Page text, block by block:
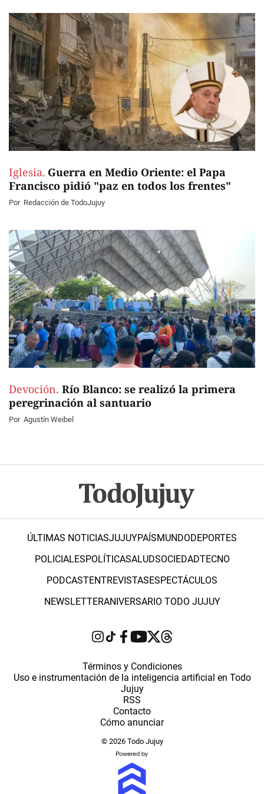
Iglesia. Guerra en Medio Oriente: el Papa
Francisco pidió "paz en todos los frentes"
Por Redacción de TodoJujuy
Devoción. Río Blanco: se realizó la primera
peregrinación al santuario
Por Agustín Weibel
ÚLTIMAS NOTICIASJUJUYPAÍSMUNDODEPORTES
POLICIALESPOLÍTICASALUDSOCIEDADTECNO
PODCASTENTREVISTASESPECTÁCULOS
NEWSLETTERANIVERSARIO TODO JUJUY
Términos y Condiciones
Uso e instrumentación de la inteligencia artificial en Todo
Jujuy
RSS
Contacto
Cómo anunciar
© 2026 Todo Jujuy